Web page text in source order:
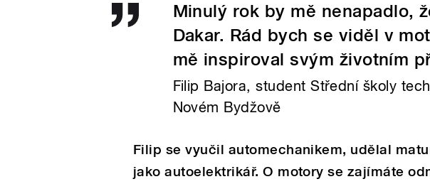
Minulý rok by mě nenapadlo,
Dakar. Rád bych se viděl v
mě inspiroval svým životním
Filip Bajora, student Střední školy
Novém Bydžově
Filip se vyučil automechanikem, udělal
jako autoelektrikář. O motory se zajímáte